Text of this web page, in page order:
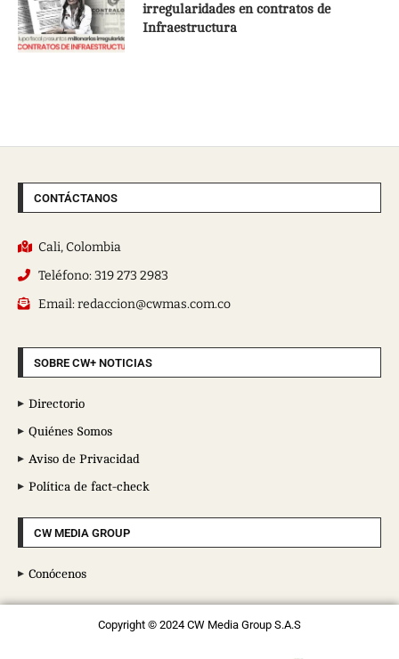
irregularidades en contratos de
Infraestructura
CONTÁCTANOS
Cali, Colombia
Teléfono: 319 273 2983
Email: redaccion@cwmas.com.co
SOBRE CW+ NOTICIAS
Directorio
Quiénes Somos
Aviso de Privacidad
Política de fact-check
CW MEDIA GROUP
Conócenos
Copyright © 2024 CW Media Group S.A.S